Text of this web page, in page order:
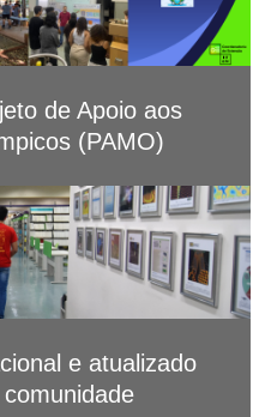
de Apoio aos
(PAMO)
e atualizado